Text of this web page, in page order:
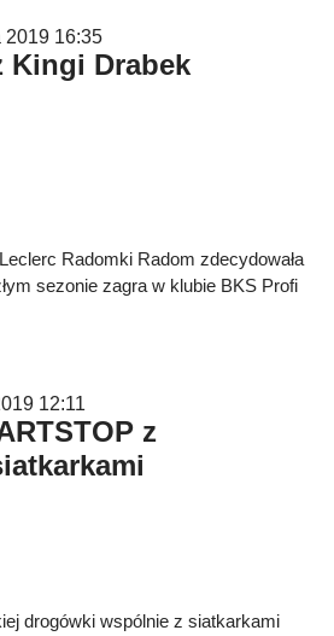
2019 16:35
Kingi Drabek
Radomki Radom zdecydowała
sezonie zagra w klubie BKS Profi
12:11
z
drogówki wspólnie z siatkarkami